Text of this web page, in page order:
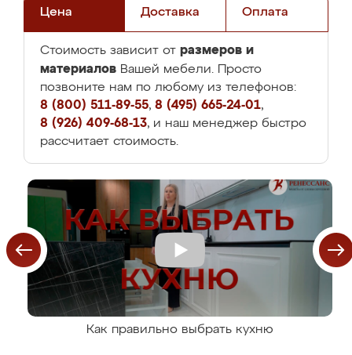
Цена Доставка Оплата
Стоимость зависит от размеров и
материалов Вашей мебели. Просто
позвоните нам по любому из телефонов:
8 (800) 511-89-55, 8 (495) 665-24-01,
8 (926) 409-68-13, и наш менеджер быстро
рассчитает стоимость.
Как правильно выбрать кухню